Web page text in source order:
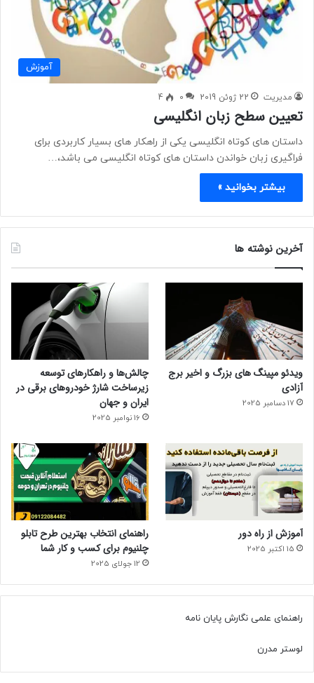
آموزش
مدیریت 22 ژوئن 2019 0
4
تعیین سطح زبان انگلیسی
داستان های کوتاه انگلیسی یکی از راهکار های بسیار کاربردی برای
فراگیری زبان خواندن داستان های کوتاه انگلیسی می باشد،…
بیشتر بخوانید »
آخرین نوشته ها
ویدئو مپینگ های بزرگ و اخیر برج
آزادی
17 دسامبر 2025
چالش‌ها و راهکارهای توسعه
زیرساخت شارژ خودروهای برقی در
ایران و جهان
16 نوامبر 2025
آموزش از راه دور
15 اکتبر 2025
راهنمای انتخاب بهترین طرح تابلو
چلنیوم برای کسب و کار شما
12 جولای 2025
راهنمای علمی نگارش پایان نامه
لوستر مدرن